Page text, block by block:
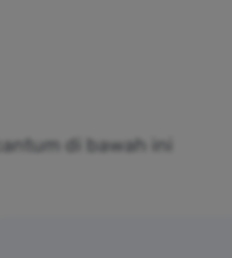
di bawah ini